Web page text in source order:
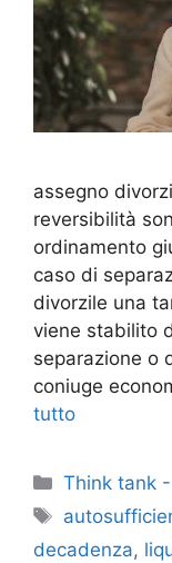
assegno
reversibilità
ordinamento
caso di
divorzile una
viene stabilito
separazione o
coniuge
tutto
Categorie
Think tank
Tag
decadenza,